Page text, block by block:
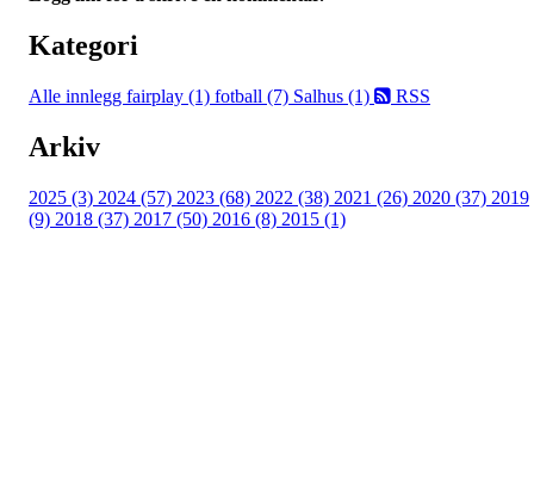
Kategori
Alle innlegg fairplay (1) fotball (7) Salhus (1) RSS
Arkiv
2025 (3) 2024 (57) 2023 (68) 2022 (38) 2021 (26) 2020 (37) 2019
(9) 2018 (37) 2017 (50) 2016 (8) 2015 (1)